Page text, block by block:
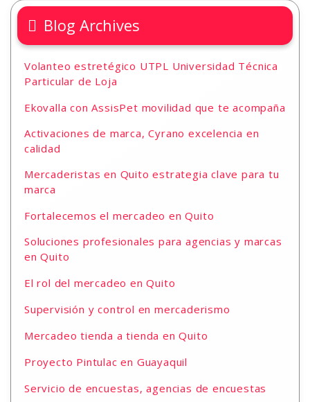
Blog Archives
Volanteo estretégico UTPL Universidad Técnica
Particular de Loja
Ekovalla con AssisPet movilidad que te acompaña
Activaciones de marca, Cyrano excelencia en
calidad
Mercaderistas en Quito estrategia clave para tu
marca
Fortalecemos el mercadeo en Quito
Soluciones profesionales para agencias y marcas
en Quito
El rol del mercadeo en Quito
Supervisión y control en mercaderismo
Mercadeo tienda a tienda en Quito
Proyecto Pintulac en Guayaquil
Servicio de encuestas, agencias de encuestas